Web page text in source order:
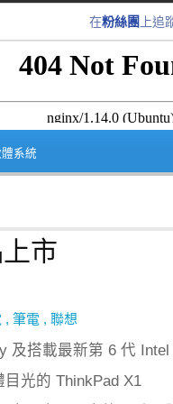
在粉絲團 上追
容區
系統
市
, 筆電 , 聯想
及搭載最新第 6 代 Intel
光的 ThinkPad X1